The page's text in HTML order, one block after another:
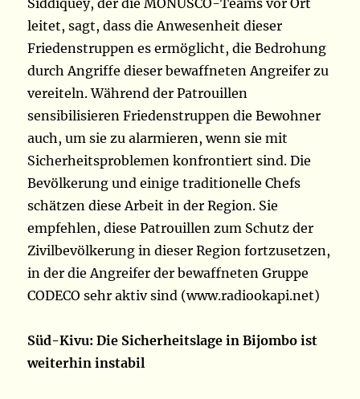
Siddiquey, der die MONUSCO-Teams vor Ort
leitet, sagt, dass die Anwesenheit dieser
Friedenstruppen es ermöglicht, die Bedrohung
durch Angriffe dieser bewaffneten Angreifer zu
vereiteln. Während der Patrouillen
sensibilisieren Friedenstruppen die Bewohner
auch, um sie zu alarmieren, wenn sie mit
Sicherheitsproblemen konfrontiert sind. Die
Bevölkerung und einige traditionelle Chefs
schätzen diese Arbeit in der Region. Sie
empfehlen, diese Patrouillen zum Schutz der
Zivilbevölkerung in dieser Region fortzusetzen,
in der die Angreifer der bewaffneten Gruppe
CODECO sehr aktiv sind (www.radiookapi.net)
Süd-Kivu: Die Sicherheitslage in Bijombo ist
weiterhin instabil